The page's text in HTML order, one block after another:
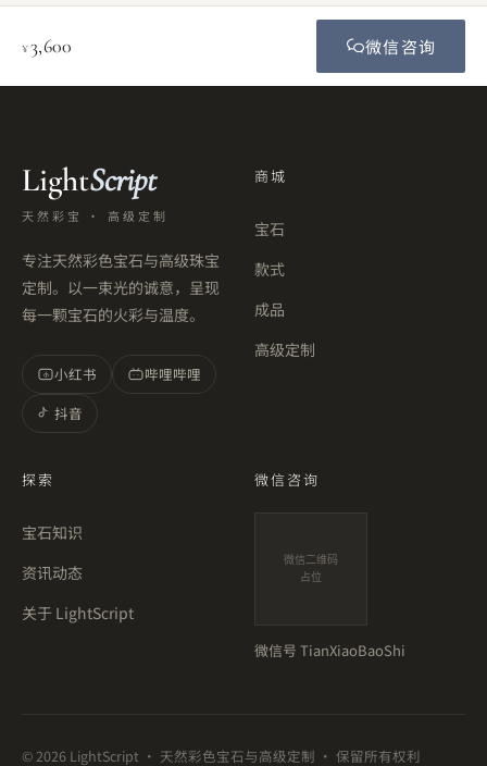
¥3,600 微信咨询
LightScript
天然彩宝 · 高级定制
专注天然彩色宝石与高级珠宝
定制。以一束光的诚意，呈现
每一颗宝石的火彩与温度。
小 小红书
哔哩哔哩
抖音
商城
宝石
款式
成品
高级定制
探索
宝石知识
资讯动态
关于 LightScript
微信咨询
微信二维码
占位
微信号 TianXiaoBaoShi
© 2026 LightScript · 天然彩色宝石与高级定制 · 保留所有权利